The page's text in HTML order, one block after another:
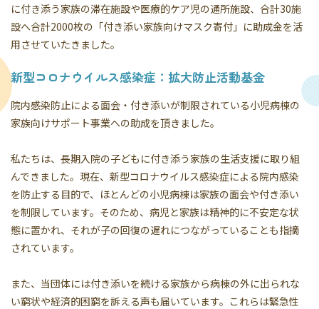
に付き添う家族の滞在施設や医療的ケア児の通所施設、合計30施
設へ合計2000枚の「付き添い家族向けマスク寄付」に助成金を活
用させていたきました。
新型コロナウイルス感染症：拡大防止活動基金
院内感染防止による面会・付き添いが制限されている小児病棟の
家族向けサポート事業への助成を頂きました。
私たちは、長期入院の子どもに付き添う家族の生活支援に取り組
んできました。現在、新型コロナウイルス感染症による院内感染
を防止する目的で、ほとんどの小児病棟は家族の面会や付き添い
を制限しています。そのため、病児と家族は精神的に不安定な状
態に置かれ、それが子の回復の遅れにつながっていることも指摘
されています。
また、当団体には付き添いを続ける家族から病棟の外に出られな
い窮状や経済的困窮を訴える声も届いています。これらは緊急性